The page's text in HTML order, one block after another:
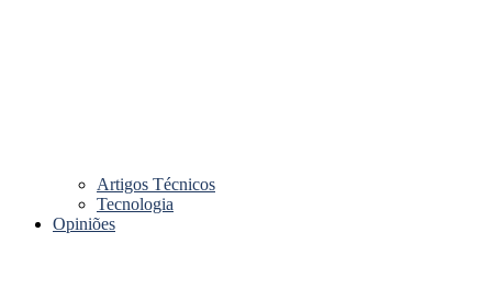
Artigos Técnicos
Tecnologia
Opiniões